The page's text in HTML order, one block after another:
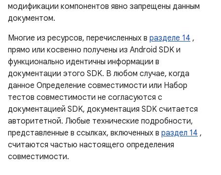
модификации компонентов явно запрещены данным
документом.
Многие из ресурсов, перечисленных в разделе 14 ,
прямо или косвенно получены из Android SDK и
функционально идентичны информации в
документации этого SDK. В любом случае, когда
данное Определение совместимости или Набор
тестов совместимости не согласуются с
документацией SDK, документация SDK считается
авторитетной. Любые технические подробности,
представленные в ссылках, включенных в раздел 14 ,
считаются частью настоящего определения
совместимости.